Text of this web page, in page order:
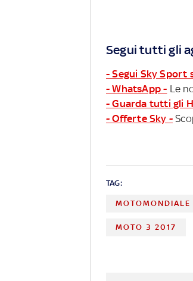
Segui tutti gli
- Segui Sky Sport
- WhatsApp - Le
- Guarda tutti gli
- Offerte Sky -
TAG:
MOTOMONDIALE
MOTO 3 2017